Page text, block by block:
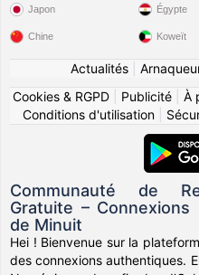
Japon
Chine
Égypte
Koweït
Actualités|
Cookies & RGPD
Publicité À
Conditions d'utilisation|
Communauté de
Gratuite –
de Minuit
Hei ! Bienvenue sur la
des connexions authentiques.